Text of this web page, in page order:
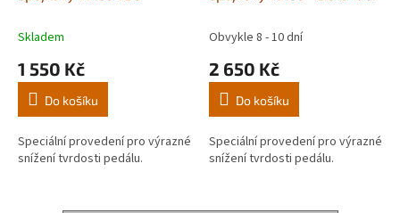
Skladem
1 550 Kč
Do košíku
Speciální provedení pro výrazné
snížení tvrdosti pedálu.
Obvykle 8 - 10 dní
2 650 Kč
Do košíku
Speciální provedení pro výrazné
snížení tvrdosti pedálu.